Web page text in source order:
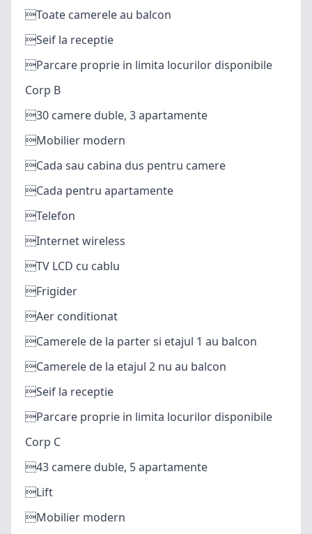
Toate camerele au balcon
Seif la receptie
Parcare proprie in limita locurilor disponibile
Corp B
30 camere duble, 3 apartamente
Mobilier modern
Cada sau cabina dus pentru camere
Cada pentru apartamente
Telefon
Internet wireless
TV LCD cu cablu
Frigider
Aer conditionat
Camerele de la parter si etajul 1 au balcon
Camerele de la etajul 2 nu au balcon
Seif la receptie
Parcare proprie in limita locurilor disponibile
Corp C
43 camere duble, 5 apartamente
Lift
Mobilier modern